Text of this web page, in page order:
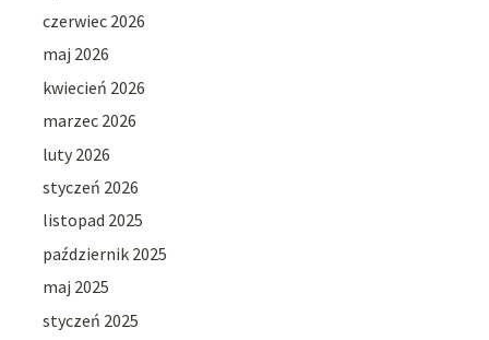
czerwiec 2026
maj 2026
kwiecień 2026
marzec 2026
luty 2026
styczeń 2026
listopad 2025
październik 2025
maj 2025
styczeń 2025